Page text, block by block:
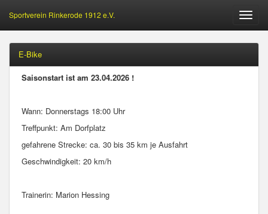
Öffne
Sportverein Rinkerode 1912 e.V.
E-Bike
Saisonstart ist am 23.04.2026 !
Wann: Donnerstags 18:00 Uhr
Treffpunkt: Am Dorfplatz
gefahrene Strecke: ca. 30 bis 35 km je Ausfahrt
Geschwindigkeit: 20 km/h
Trainerin: Marion Hessing